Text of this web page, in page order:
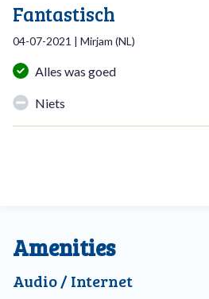
Fantastisch
04-07-2021 | Mirjam (NL)
Alles was goed
Niets
Amenities
Audio / Internet